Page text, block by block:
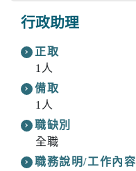
行政助理
正取
1人
備取
1人
職缺別
全職
職務說明/工作內容